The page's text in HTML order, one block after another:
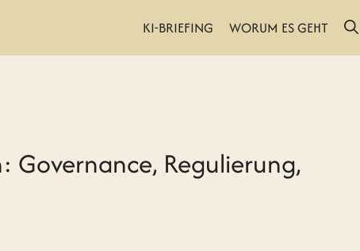
KI-BRIEFING WORUM ES GEHT
Governance, Regulierung,